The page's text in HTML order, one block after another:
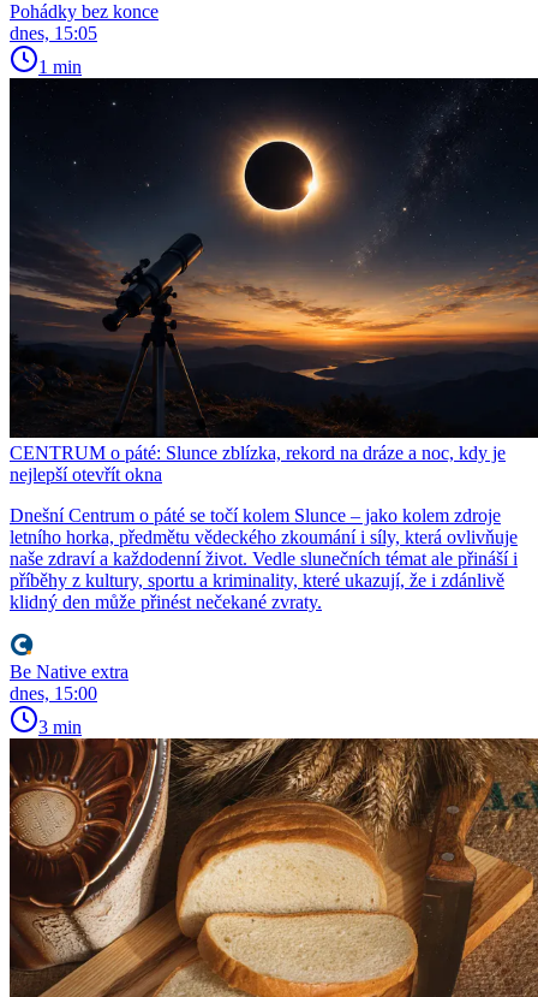
Pohádky bez konce
dnes, 15:05
1 min
CENTRUM o páté: Slunce zblízka, rekord na dráze a noc, kdy je
nejlepší otevřít okna
Dnešní Centrum o páté se točí kolem Slunce – jako kolem zdroje
letního horka, předmětu vědeckého zkoumání i síly, která ovlivňuje
naše zdraví a každodenní život. Vedle slunečních témat ale přináší i
příběhy z kultury, sportu a kriminality, které ukazují, že i zdánlivě
klidný den může přinést nečekané zvraty.
Be Native extra
dnes, 15:00
3 min